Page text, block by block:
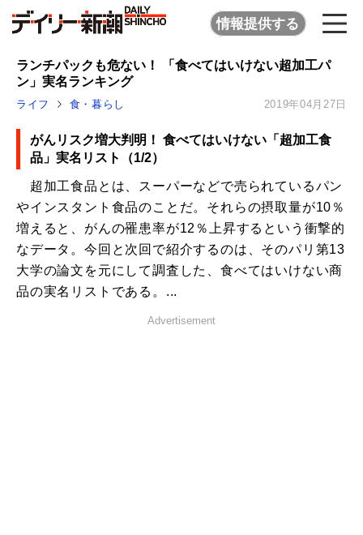
情報提供する
ランチパックも危ない！ 「食べてはいけない超加工パ
ン」実名ランキング
ライフ 食・暮らし 2019年04月27日
がんリスク増大判明！ 食べてはいけない「超加工食
品」実名リスト（1/2）
超加工食品とは、スーパーなどで売られているパン
やインスタント食品のことだ。それらの摂取量が10％
増えると、がんの罹患率が12％上昇するという衝撃的
なデータ。今回と次回で紹介するのは、そのパリ第13
大学の論文を元にして調査した、食べてはいけない商
品の実名リストである。...
Advertisement